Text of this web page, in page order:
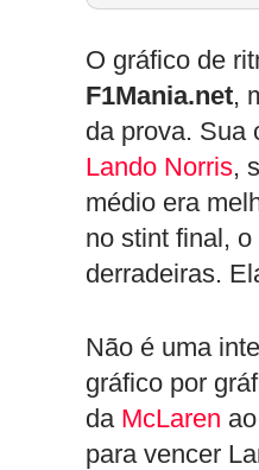
O gráfico de
F1Mania.net,
da prova. Sua
Lando Norris,
médio era
no stint final,
derradeiras.
Não é uma
gráfico por
da McLaren
para vencer